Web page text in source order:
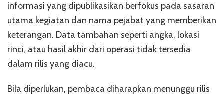
informasi yang dipublikasikan berfokus pada sasaran
utama kegiatan dan nama pejabat yang memberikan
keterangan. Data tambahan seperti angka, lokasi
rinci, atau hasil akhir dari operasi tidak tersedia
dalam rilis yang diacu.
Bila diperlukan, pembaca diharapkan menunggu rilis